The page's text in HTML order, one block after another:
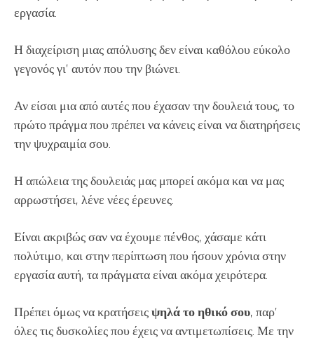
εργασία.
Η διαχείριση μιας απόλυσης δεν είναι καθόλου εύκολο
γεγονός γι’ αυτόν που την βιώνει.
Αν είσαι μια από αυτές που έχασαν την δουλειά τους, το
πρώτο πράγμα που πρέπει να κάνεις είναι να διατηρήσεις
την ψυχραιμία σου.
Η απώλεια της δουλειάς μας μπορεί ακόμα και να μας
αρρωστήσει, λένε νέες έρευνες.
Είναι ακριβώς σαν να έχουμε πένθος, χάσαμε κάτι
πολύτιμο, και στην περίπτωση που ήσουν χρόνια στην
εργασία αυτή, τα πράγματα είναι ακόμα χειρότερα.
Πρέπει όμως να κρατήσειςψηλά το ηθικό σου, παρ’
όλες τις δυσκολίες που έχεις να αντιμετωπίσεις. Με την